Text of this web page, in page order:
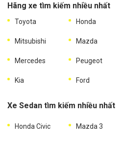
Hãng xe tìm kiếm nhiều nhất
Toyota Honda
Mitsubishi Mazda
Mercedes Peugeot
Kia Ford
Xe Sedan tìm kiếm nhiều nhất
Honda Civic Mazda 3